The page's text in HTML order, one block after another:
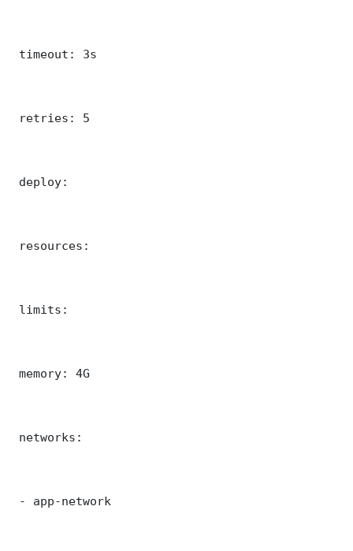
timeout: 3s
retries: 5
deploy:
resources:
limits:
memory: 4G
networks:
- app-network